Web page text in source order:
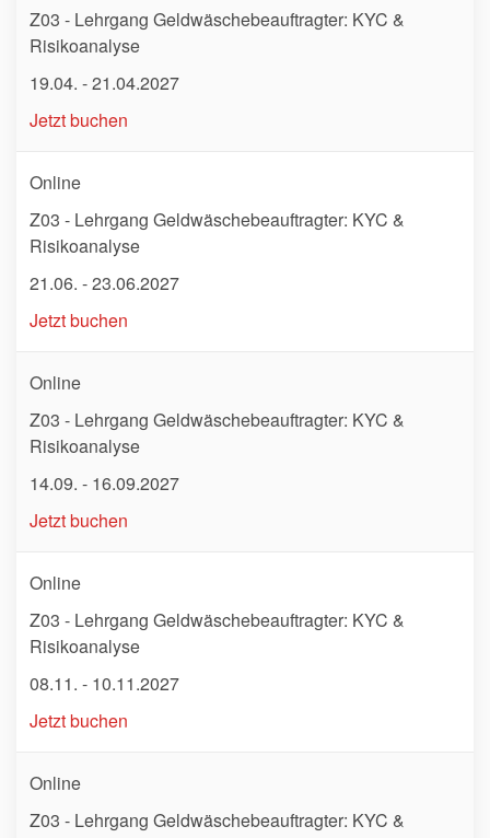
Z03 - Lehrgang Geldwäschebeauftragter: KYC &
Risikoanalyse
19.04. - 21.04.2027
Jetzt buchen
Online
Z03 - Lehrgang Geldwäschebeauftragter: KYC &
Risikoanalyse
21.06. - 23.06.2027
Jetzt buchen
Online
Z03 - Lehrgang Geldwäschebeauftragter: KYC &
Risikoanalyse
14.09. - 16.09.2027
Jetzt buchen
Online
Z03 - Lehrgang Geldwäschebeauftragter: KYC &
Risikoanalyse
08.11. - 10.11.2027
Jetzt buchen
Online
Z03 - Lehrgang Geldwäschebeauftragter: KYC &